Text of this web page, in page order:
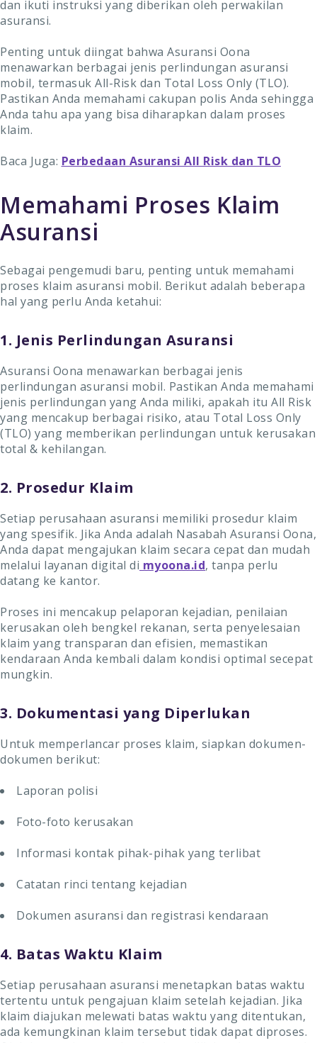
dan ikuti instruksi yang diberikan oleh perwakilan
asuransi.
Penting untuk diingat bahwa Asuransi Oona
menawarkan berbagai jenis perlindungan asuransi
mobil, termasuk All-Risk dan Total Loss Only (TLO).
Pastikan Anda memahami cakupan polis Anda sehingga
Anda tahu apa yang bisa diharapkan dalam proses
klaim.
Baca Juga: Perbedaan Asuransi All Risk dan TLO
Memahami Proses Klaim
Asuransi
Sebagai pengemudi baru, penting untuk memahami
proses klaim asuransi mobil. Berikut adalah beberapa
hal yang perlu Anda ketahui:
1. Jenis Perlindungan Asuransi
Asuransi Oona menawarkan berbagai jenis
perlindungan asuransi mobil. Pastikan Anda memahami
jenis perlindungan yang Anda miliki, apakah itu All Risk
yang mencakup berbagai risiko, atau Total Loss Only
(TLO) yang memberikan perlindungan untuk kerusakan
total & kehilangan.
2. Prosedur Klaim
Setiap perusahaan asuransi memiliki prosedur klaim
yang spesifik. Jika Anda adalah Nasabah Asuransi Oona,
Anda dapat mengajukan klaim secara cepat dan mudah
melalui layanan digital di myoona.id, tanpa perlu
datang ke kantor.
Proses ini mencakup pelaporan kejadian, penilaian
kerusakan oleh bengkel rekanan, serta penyelesaian
klaim yang transparan dan efisien, memastikan
kendaraan Anda kembali dalam kondisi optimal secepat
mungkin.
3. Dokumentasi yang Diperlukan
Untuk memperlancar proses klaim, siapkan dokumen-
dokumen berikut:
Laporan polisi
Foto-foto kerusakan
Informasi kontak pihak-pihak yang terlibat
Catatan rinci tentang kejadian
Dokumen asuransi dan registrasi kendaraan
4. Batas Waktu Klaim
Setiap perusahaan asuransi menetapkan batas waktu
tertentu untuk pengajuan klaim setelah kejadian. Jika
klaim diajukan melewati batas waktu yang ditentukan,
ada kemungkinan klaim tersebut tidak dapat diproses.